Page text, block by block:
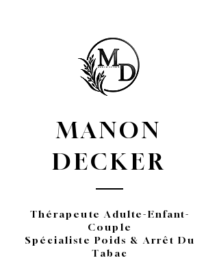
MANON
DECKER
Thérapeute Adulte-Enfant-
Couple
Spécialiste Poids & Arrêt Du
Tabac